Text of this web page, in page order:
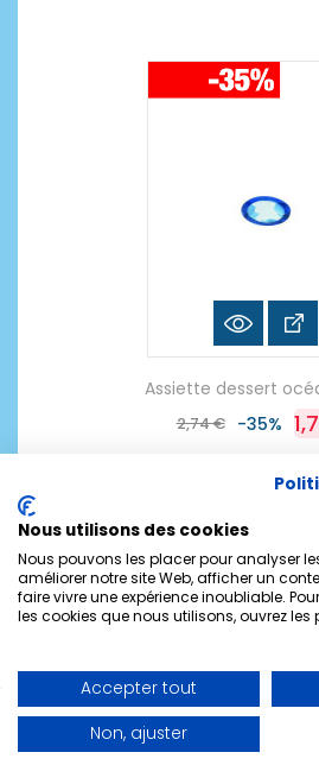
Assiette dessert
2,74 € -35%
Nous utilisons des cookies
Nous pouvons les placer pour analyser
améliorer notre site Web, afficher un
faire vivre une expérience inoubliable.
les cookies que nous utilisons, ouvrez les
Accepter tout
Non, ajuster